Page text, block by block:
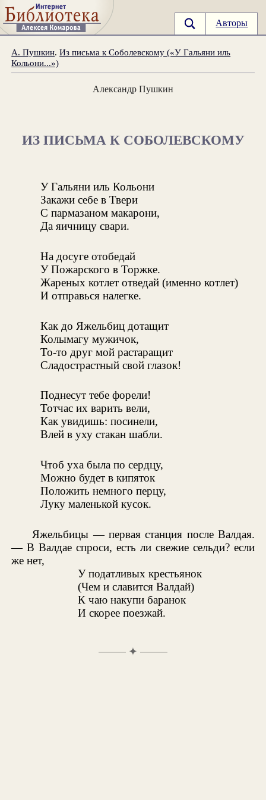
Авторы
А. Пушкин.Из письма к Соболевскому («У Гальяни иль
Кольони...»)
Александр Пушкин
ИЗ ПИСЬМА К СОБОЛЕВСКОМУ
У Гальяни иль Кольони
Закажи себе в Твери
С пармазаном макарони,
Да яичницу свари.
На досуге отобедай
У Пожарского в Торжке.
Жареных котлет отведай (именно котлет)
И отправься налегке.
Как до Яжельбиц дотащит
Колымагу мужичок,
То-то друг мой растаращит
Сладострастный свой глазок!
Поднесут тебе форели!
Тотчас их варить вели,
Как увидишь: посинели,
Влей в уху стакан шабли.
Чтоб уха была по сердцу,
Можно будет в кипяток
Положить немного перцу,
Луку маленькой кусок.
Яжельбицы — первая станция после Валдая.
— В Валдае спроси, есть ли свежие сельди? если
же нет,
У податливых крестьянок
(Чем и славится Валдай)
К чаю накупи баранок
И скорее поезжай.
✦